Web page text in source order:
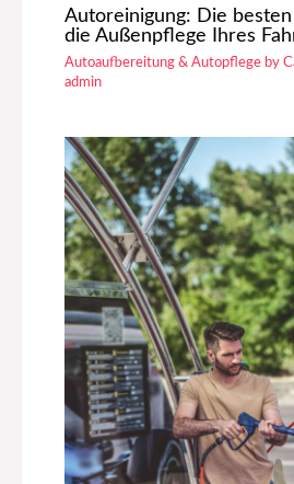
Autoreinigung: Die
die Außenpflege Ihres
Autoaufbereitung & Autopflege by
admin